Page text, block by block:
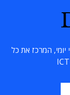
יומי, המרכז את כל